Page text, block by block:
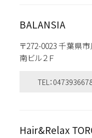
BALANSIA
〒272-0023 千葉県
南ビル２Ｆ
TEL：
Hair&Relax